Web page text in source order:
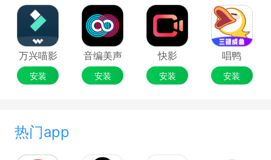
万兴喵影
安装
音编美声
安装
快影
安装
唱鸭
安装
热门app